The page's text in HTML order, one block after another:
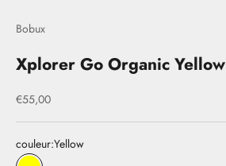
Bobux
Xplorer Go Organic Yellow
Prix de vente
€55,00
couleur:Yellow